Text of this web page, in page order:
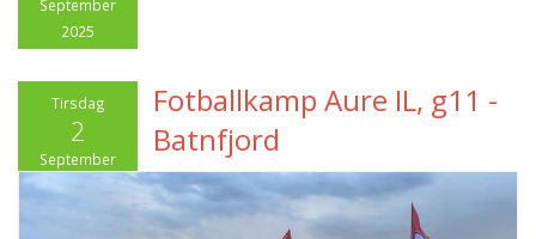
September
2025
Tirsdag
2
September
Fotballkamp Aure IL, g11 -
Batnfjord